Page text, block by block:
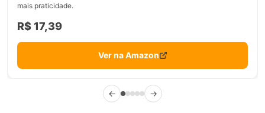
mais praticidade.
R$ 17,39
Ver na Amazon
← →